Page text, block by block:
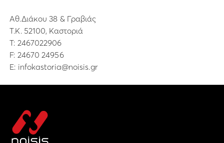
Αθ.Διάκου 38 & Γραβιάς
Τ.Κ. 52100, Καστοριά
Τ: 2467022906
F: 24670 24956
E: infokastoria@noisis.gr